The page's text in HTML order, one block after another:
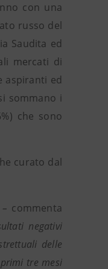
con una
russo del
Saudita ed
mercati di
aspiranti ed
sommano i
che sono
curato dal
commenta
negativi
delle
tre mesi